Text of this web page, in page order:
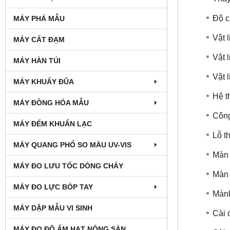
MÁY PHÁ MẪU
MÁY CẤT ĐẠM
MÁY HÀN TÚI
MÁY KHUẤY ĐŨA
MÁY ĐỒNG HÓA MẪU
MÁY ĐẾM KHUẨN LẠC
MÁY QUANG PHỔ SO MÀU UV-VIS
MÁY ĐO LƯU TỐC DÒNG CHẢY
MÁY ĐO LỰC BÓP TAY
MÁY DẬP MẪU VI SINH
Độ
Vật
Vật
Vật
Hệ
Lỗ
Cài